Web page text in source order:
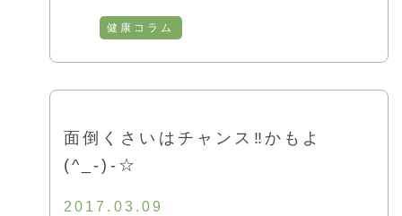
健康コラム
面倒くさいはチャンス‼かもよ
(^_-)-☆
2017.03.09